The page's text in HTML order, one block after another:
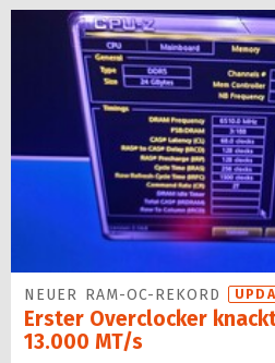
NEUER RAM-OC-REKORD
Erster Overclocker
13.000 MT/s